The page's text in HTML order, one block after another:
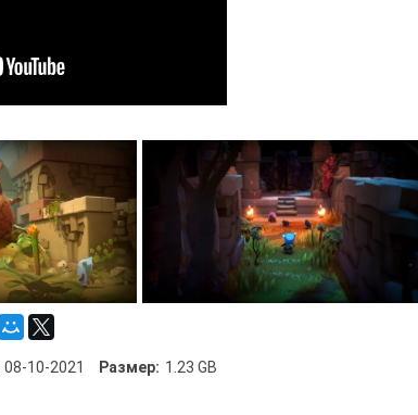
08-10-2021 Размер: 1.23 GB